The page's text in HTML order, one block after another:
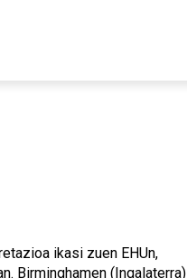
ikasi zuen EHUn,
Birminghamen (Ingalaterra)